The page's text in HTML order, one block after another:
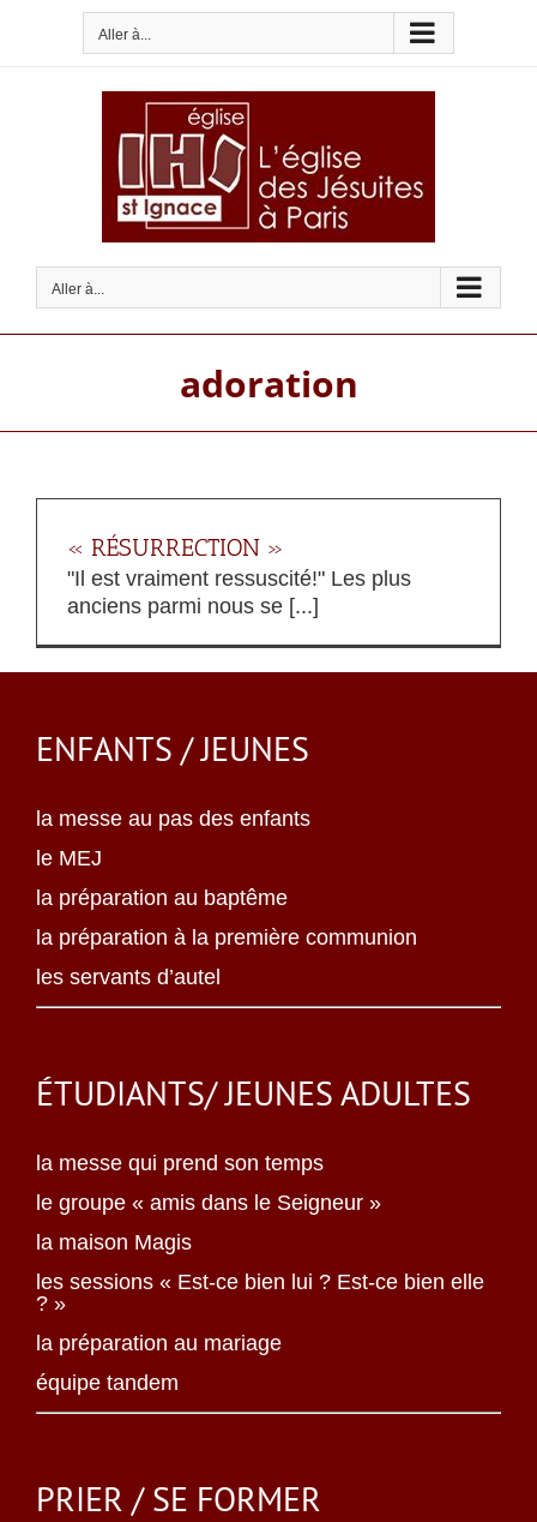
Aller à...
Aller à...
adoration
« RÉSURRECTION »
"Il est vraiment ressuscité!" Les plus
anciens parmi nous se [...]
ENFANTS / JEUNES
la messe au pas des enfants
le MEJ
la préparation au baptême
la préparation à la première communion
les servants d’autel
ÉTUDIANTS/ JEUNES ADULTES
la messe qui prend son temps
le groupe « amis dans le Seigneur »
la maison Magis
les sessions « Est-ce bien lui ? Est-ce bien elle
? »
la préparation au mariage
équipe tandem
PRIER / SE FORMER